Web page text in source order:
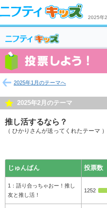
2025年
2025年1月のテーマへ
2025年2月のテーマ
推し活するなら？
（ ひかりさんが送ってくれたテーマ ）
じゅんばん 投票数
語り合っちゃおー！推し
友と推し活！
1252